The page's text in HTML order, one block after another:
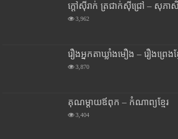
ក្តៅស៊ីរាក់ ត្រជាក់ស៊ីជ្រៅ – សុភាសិ
3,962
រឿងអ្នកតាឃ្លាំងមឿង – រឿងព្រេងខ្ម
3,870
គុណម្តាយឪពុក – កំណាព្យខ្មែរ
3,404